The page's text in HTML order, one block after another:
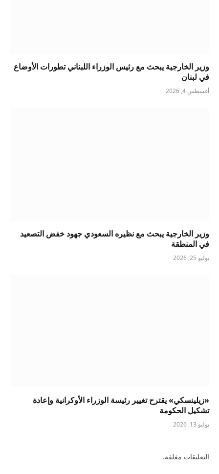
وزير الخارجية يبحث مع رئيس الوزراء اللبناني تطورات الأوضاع
في لبنان
أغسطس 4, 2026
وزير الخارجية يبحث مع نظيره السعودي جهود خفض التصعيد
في المنطقة
يوليو 25, 2026
«زيلينسكي» يقترح تغيير رئيسة الوزراء الأوكرانية وإعادة
تشكيل الحكومة
يوليو 13, 2026
التعليقات مغلقة.